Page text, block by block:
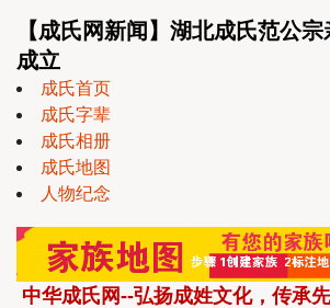
【成氏网新闻】湖北成氏范公
成立
成氏首页
成氏字辈
成氏相册
成氏地图
人物纪念
中华成氏网--弘扬成姓文化，传承